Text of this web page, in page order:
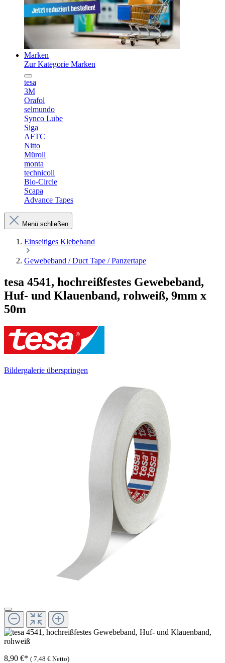
Marken
Zur Kategorie Marken
tesa
3M
Orafol
selmundo
Synco Lube
Siga
AFTC
Nitto
Müroll
monta
technicoll
Bio-Circle
Scapa
Advance Tapes
Menü schließen
Einseitiges Klebeband
Gewebeband / Duct Tape / Panzertape
tesa 4541, hochreißfestes Gewebeband,
Huf- und Klauenband, rohweiß, 9mm x
50m
Bildergalerie überspringen
8,90 €* ( 7,48 € Netto)